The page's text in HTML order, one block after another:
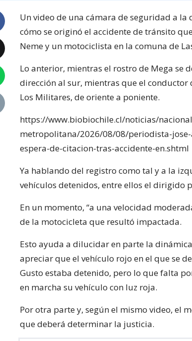
Un video de una cámara de seguridad a la
cómo se originó el accidente de tránsito
Neme y un motociclista en la comuna de
Lo anterior, mientras el rostro de Mega se
dirección al sur, mientras que el
Los Militares, de oriente a poniente.
https://www.biobiochile.cl/noticias/
metropolitana/2026/08/08/periodista-
espera-de-citacion-tras-accidente-en.shtml
Ya hablando del registro como tal y a la
vehículos detenidos, entre ellos el dirigido
En un momento, “a una velocidad
de la motocicleta que resultó impactada.
Esto ayuda a dilucidar en parte la
apreciar que el vehículo rojo en el que se
Gusto estaba detenido, pero lo que falta
en marcha su vehículo con luz roja.
Por otra parte y, según el mismo video, el
que deberá determinar la justicia.